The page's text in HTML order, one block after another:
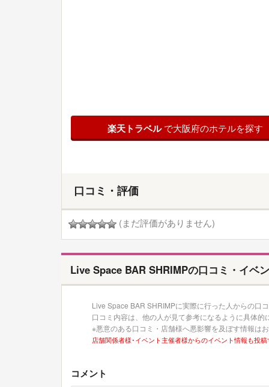
楽天トラベルで大阪府のホテルを探す
口コミ・評価
(まだ評価がありません)
Live Space BAR SHRIMPの口コミ・イベ
Live Space BAR SHRIMPに実際に行った人からの口
口コミ内容は、他の人が見て参考になるように具体的
※悪意のある口コミ・店舗様へ悪影響を及ぼす情報は
店舗関係者様･イベント主催者様からのイベント情報も投
コメント